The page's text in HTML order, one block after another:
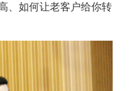
、如何让老客户给你转